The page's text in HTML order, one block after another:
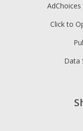
Click to
Data